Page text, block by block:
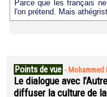
Parce que les français
l'on prétend. Mais
Points de vue - Mohammed
Le dialogue avec
diffuser la culture de